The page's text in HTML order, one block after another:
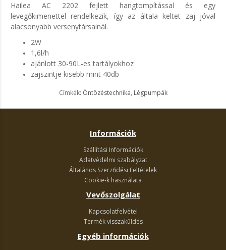
Hailea AC 2202 fejlett hangtompítással és egy
levegőkimenettel rendelkezik, így az általa keltet zaj jóval
alacsonyabb versenytársainál.
2W
1,6l/h
ajánlott 30-90L-es tartályokhoz
zajszintje kisebb mint 40db
Címkék: Öntözéstechnika, Légpumpák
Információk
Szállítási Információk
Adatvédelmi szabályzat
Általános Szerződési Feltételek
Cookie-k használata
Vevőszolgálat
Kapcsolatfelvétel
Termék visszaküldés
Egyéb információk